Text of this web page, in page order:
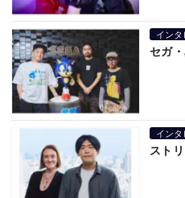
インタ
セガ
インタ
スト